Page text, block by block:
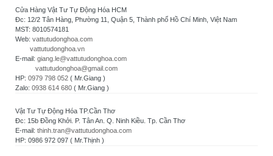
5.0
bayan
nike
free
run
bayan
michael
kors
kabelky
hollister
air
jordan
tenisky
nike
Cửa Hàng Vật Tư Tự Động Hóa HCM
Đc: 12/2 Tân Hàng, Phường 11, Quận 5, Thành phố Hồ Chí Minh, Việt Nam
MST: 8010574181
Web: vattutudonghoa.com
vattutudonghoa.vn
E-mail: giang.le@vattutudonghoa.com
vattutudonghoa@gmail.com
HP: 0979 798 052 ( Mr.Giang )
Zalo: 0938 614 680 ( Mr.Giang )
Vật Tư Tự Động Hóa TP.Cần Thơ
Đc: 15b Đồng Khởi. P. Tân An. Q. Ninh Kiều. Tp. Cần Thơ
E-mail: thinh.tran@vattutudonghoa.com
HP: 0986 972 097 ( Mr.Thịnh )